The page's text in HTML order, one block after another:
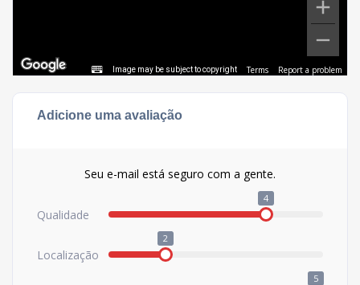
Image may be subject to copyright Terms Report a problem
Adicione uma avaliação
Seu e-mail está seguro com a gente.
Qualidade
4
Localização
2
5